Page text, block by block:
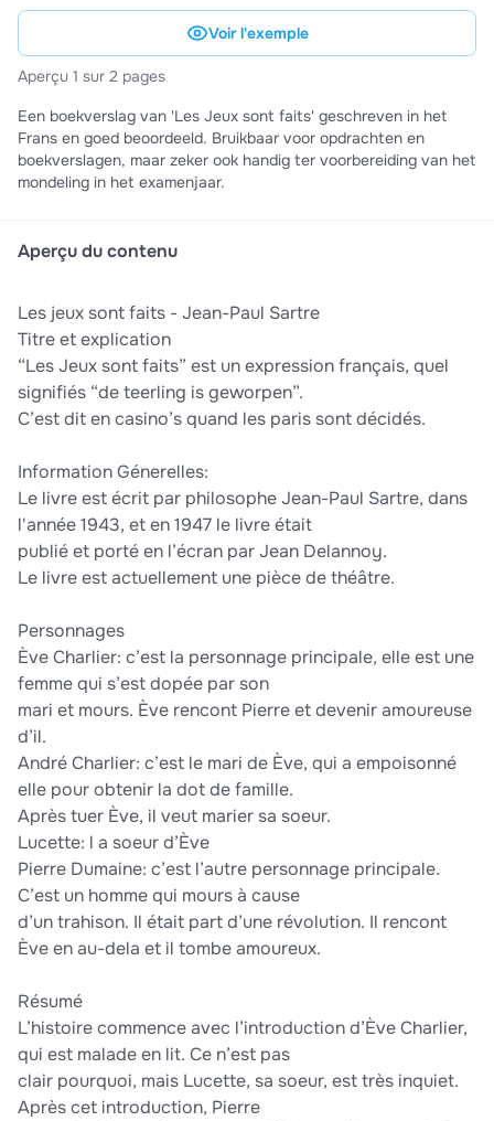
Voir l'exemple
Aperçu 1 sur 2 pages
Een boekverslag van 'Les Jeux sont faits' geschreven in het
Frans en goed beoordeeld. Bruikbaar voor opdrachten en
boekverslagen, maar zeker ook handig ter voorbereiding van het
mondeling in het examenjaar.
Aperçu du contenu
Les jeux sont faits - Jean-Paul Sartre
Titre et explication
“Les Jeux sont faits” est un expression français, quel
signifiés “de teerling is geworpen”.
C’est dit en casino’s quand les paris sont décidés.
Information Génerelles:
Le livre est écrit par philosophe Jean-Paul Sartre, dans
l'année 1943, et en 1947 le livre était
publié et porté en l’écran par Jean Delannoy.
Le livre est actuellement une pièce de théâtre.
Personnages
Ève Charlier: ​c’est la personnage principale, elle est une
femme qui s’est dopée par son
mari et mours. Ève rencont Pierre et devenir amoureuse
d’il.
André Charlier​: c’est le mari de Ève, qui a empoisonné
elle pour obtenir la dot de famille.
Après tuer Ève, il veut marier sa soeur.
Lucette: l​ a soeur d’Ève
Pierre Dumaine: ​c’est l’autre personnage principale.
C’est un homme qui mours à cause
d’un trahison. Il était part d’une révolution. Il rencont
Ève en au-dela et il tombe amoureux.
Résumé
L’histoire commence avec l’introduction d’Ève Charlier,
qui est malade en lit. Ce n’est pas
clair pourquoi, mais Lucette, sa soeur, est très inquiet.
Après cet introduction, Pierre